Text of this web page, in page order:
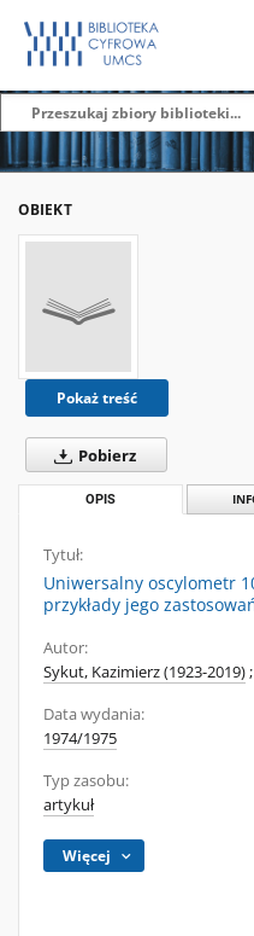
OBIEKT
Pokaż treść
Pobierz
OPIS
Tytuł:
Uniwersalny oscylometr
przykłady jego
Autor:
Sykut, Kazimierz (1923-2019);
Data wydania:
1974/1975
Typ zasobu:
artykuł
Więcej